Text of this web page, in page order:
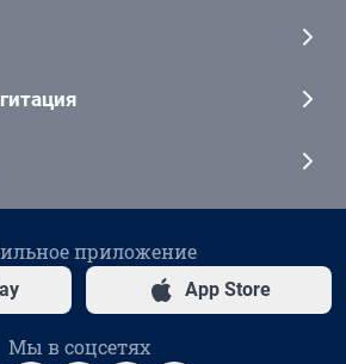
приложение
App Store
Мы в соцсетях